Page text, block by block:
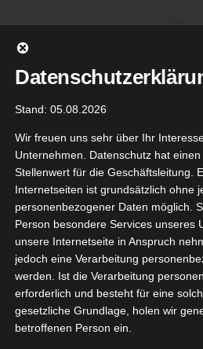
springen
Gehe zu ...
Stand: 05.08.2026
Wir freuen uns sehr über Ihr
Unternehmen. Datenschutz hat
Stellenwert für die Geschäftsleitung.
Internetseiten ist grundsätzlich ohne
personenbezogener Daten möglich.
Person besondere Services unseres
unsere Internetseite in Anspruch
jedoch eine Verarbeitung
werden. Ist die Verarbeitung
erforderlich und besteht für eine
gesetzliche Grundlage, holen wir
betroffenen Person ein.